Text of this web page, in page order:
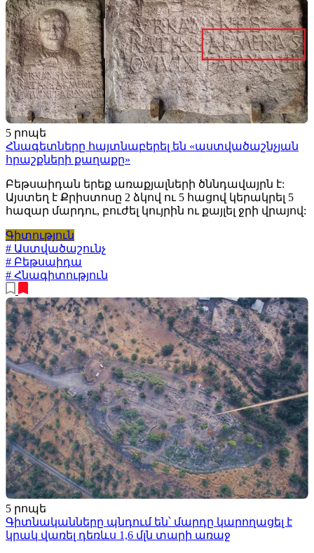
5 րոպե
Հնագետները հայտնաբերել են «աստվածաշնչյան
հրաշքների քաղաքը»
Բեթսաիդան երեք առաքյալների ծննդավայրն է:
Այստեղ է Քրիստոսը 2 ձկով ու 5 հացով կերակրել 5
հազար մարդու, բուժել կույրին ու քայլել ջրի վրայով:
Գիտություն
# Աստվածաշունչ
# Բեթսաիդա
# Հնագիտություն
5 րոպե
Գիտնականները պնդում են՝ մարդը կարողացել է
կրակ վառել դեռևս 1,6 մլն տարի առաջ